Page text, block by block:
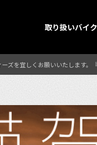
取り扱いバイク
ズを宜しくお願いいたします。